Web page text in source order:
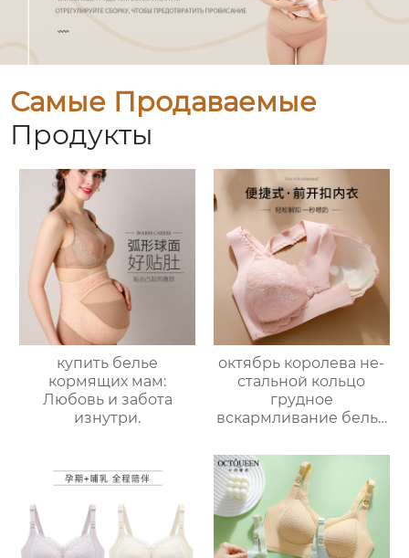
Самые Продаваемые
Продукты
купить белье
кормящих мам:
Любовь и забота
изнутри.
октябрь королева не-
стальной кольцо
грудное
вскармливание белье
обвисание
материнский
бюстгальтер
беременность
грудное
вскармливание